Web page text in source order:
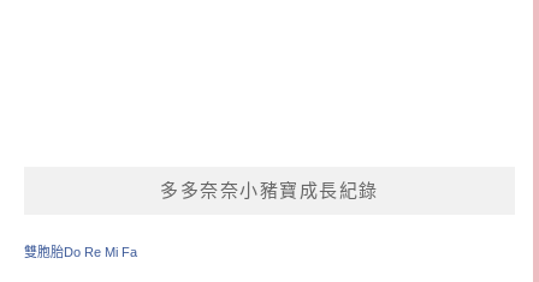
多多奈奈小豬寶成長紀錄
雙胞胎Do Re Mi Fa